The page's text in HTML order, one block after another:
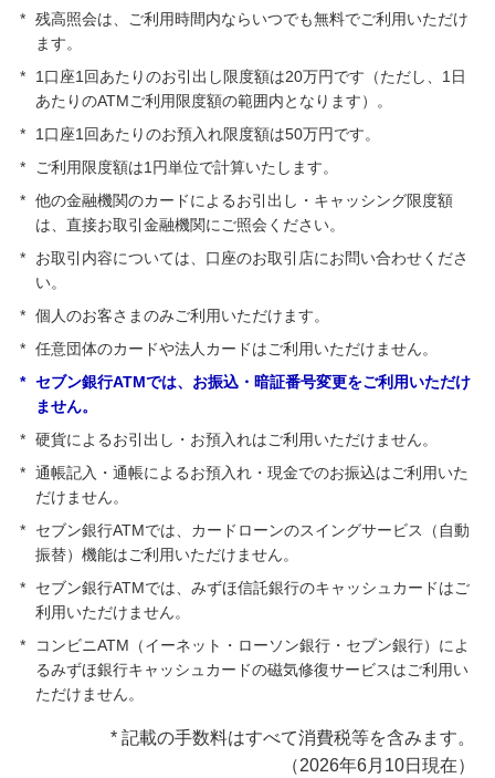
* 残高照会は、ご利用時間内ならいつでも無料でご利用いただけ
ます。
*
1口座1回あたりのお引出し限度額は20万円です（ただし、1日
あたりのATMご利用限度額の範囲内となります）。
*
1口座1回あたりのお預入れ限度額は50万円です。
*
ご利用限度額は1円単位で計算いたします。
* 他の金融機関のカードによるお引出し・キャッシング限度額
は、直接お取引金融機関にご照会ください。
*
お取引内容については、口座のお取引店にお問い合わせくださ
い。
* 個人のお客さまのみご利用いただけます。
* 任意団体のカードや法人カードはご利用いただけません。
* セブン銀行ATMでは、お振込・暗証番号変更をご利用いただけ
ません。
* 硬貨によるお引出し・お預入れはご利用いただけません。
* 通帳記入・通帳によるお預入れ・現金でのお振込はご利用いた
だけません。
*
セブン銀行ATMでは、カードローンのスイングサービス（自動
振替）機能はご利用いただけません。
*
セブン銀行ATMでは、みずほ信託銀行のキャッシュカードはご
利用いただけません。
*
コンビニATM（イーネット・ローソン銀行・セブン銀行）によ
るみずほ銀行キャッシュカードの磁気修復サービスはご利用い
ただけません。
*記載の手数料はすべて消費税等を含みます。
（2026年6月10日現在）